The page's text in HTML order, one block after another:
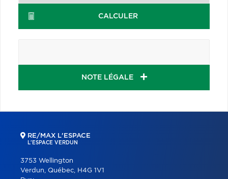
CALCULER
NOTE LÉGALE
RE/MAX L'ESPACE
L'ESPACE VERDUN
3753 Wellington
Verdun, Québec, H4G 1V1